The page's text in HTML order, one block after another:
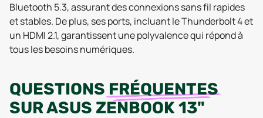
Bluetooth 5.3, assurant des connexions sans fil rapides
et stables. De plus, ses ports, incluant le Thunderbolt 4 et
un HDMI 2.1, garantissent une polyvalence qui répond à
tous les besoins numériques.
QUESTIONS FRÉQUENTES
SURASUS ZENBOOK 13"